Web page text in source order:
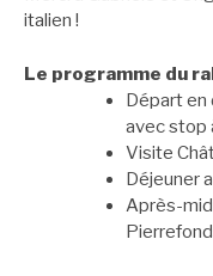
italien !
Le programme du
Départ en
avec stop
Visite
Déjeuner
Après-